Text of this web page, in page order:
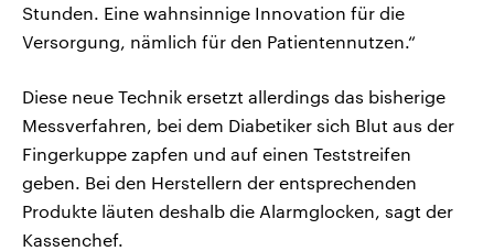
Stunden. Eine wahnsinnige Innovation für die
Versorgung, nämlich für den Patientennutzen.“
Diese neue Technik ersetzt allerdings das bisherige
Messverfahren, bei dem Diabetiker sich Blut aus der
Fingerkuppe zapfen und auf einen Teststreifen
geben. Bei den Herstellern der entsprechenden
Produkte läuten deshalb die Alarmglocken, sagt der
Kassenchef.